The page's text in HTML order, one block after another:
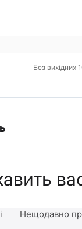
Без вихідних
Нещодавно